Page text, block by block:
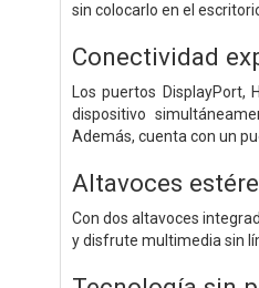
sin colocarlo en el
Conectividad
Los puertos
dispositivo
Además, cuenta con un
Altavoces
Con dos altavoces
y disfrute multimedia sin